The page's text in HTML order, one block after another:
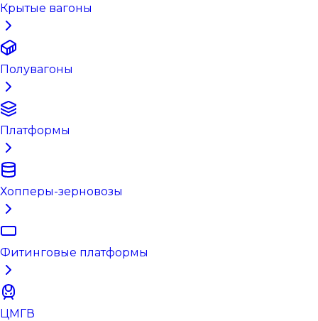
Крытые вагоны
Полувагоны
Платформы
Хопперы-зерновозы
Фитинговые платформы
ЦМГВ